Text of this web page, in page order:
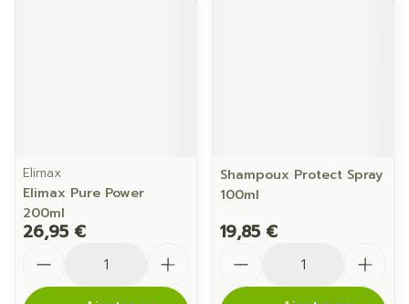
Elimax
Elimax Pure Power
200ml
26,95 €
Shampoux Protect Spray
100ml
19,85 €